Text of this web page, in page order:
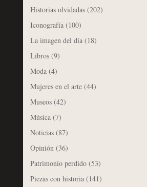
Historias olvidadas(202)
Iconografía(100)
La imagen del día(18)
Libros(9)
Moda(4)
Mujeres en el arte(44)
Museos(42)
Música(7)
Noticias(87)
Opinión(36)
Patrimonio perdido(53)
Piezas con historia(141)